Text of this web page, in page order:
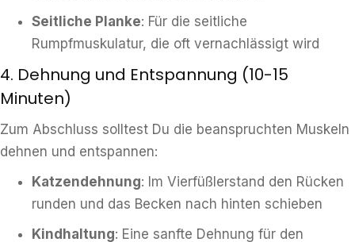
Seitliche Planke: Für die seitliche
Rumpfmuskulatur, die oft vernachlässigt wird
4. Dehnung und Entspannung (10-15
Minuten)
Zum Abschluss solltest Du die beanspruchten Muskeln
dehnen und entspannen:
Katzendehnung: Im Vierfüßlerstand den Rücken
runden und das Becken nach hinten schieben
Kindhaltung: Eine sanfte Dehnung für den